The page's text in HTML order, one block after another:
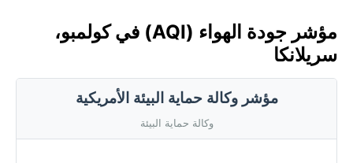
مؤشر جودة الهواء (AQI) في كولمبو،
سريلانكا
مؤشر وكالة حماية البيئة الأمريكية
وكالة حماية البيئة